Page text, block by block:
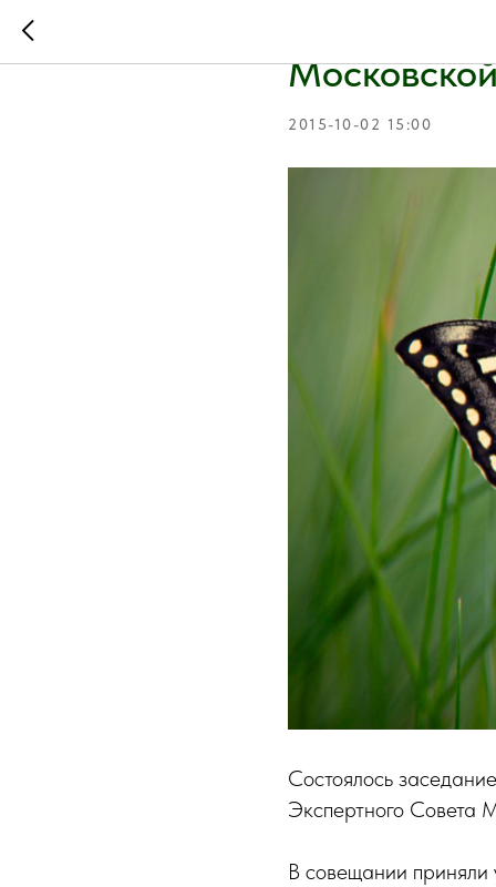
2015-10-02 15:00
Состоялось
Экспертного Совета
В совещании приняли